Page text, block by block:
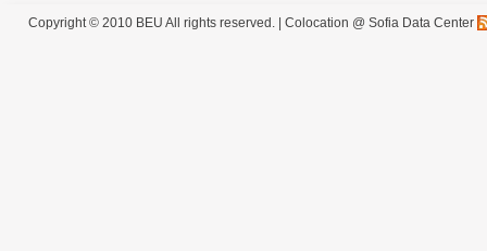
Copyright © 2010 BEU All rights reserved. | Colocation @ Sofia Data Center